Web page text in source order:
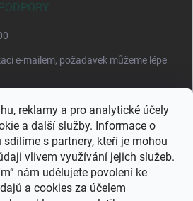
reklamy a pro analytické účely
a další služby. Informace o
s partnery, kteří je mohou
vlivem využívání jejich služeb.
nám udělujete povolení ke
a cookies za účelem
e-mailem, požadavek můžeme lépe